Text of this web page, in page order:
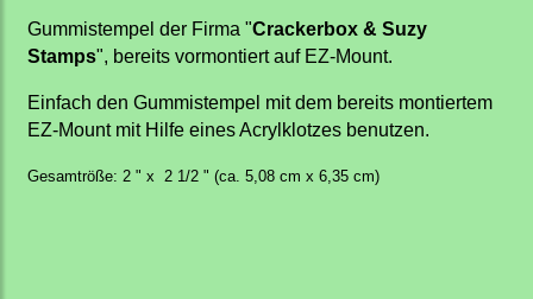
Gummistempel der Firma "Crackerbox & Suzy
Stamps", bereits vormontiert auf EZ-Mount.
Einfach den Gummistempel mit dem bereits montiertem
EZ-Mount mit Hilfe eines Acrylklotzes benutzen.
Gesamtröße: 2 " x 2 1/2 " (ca. 5,08 cm x 6,35 cm)